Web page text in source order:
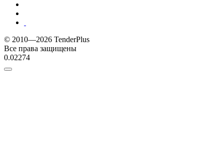
© 2010—2026 TenderPlus
Все права защищены
0.02274